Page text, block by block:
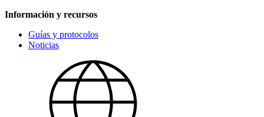
Información y recursos
Guías y protocolos
Noticias